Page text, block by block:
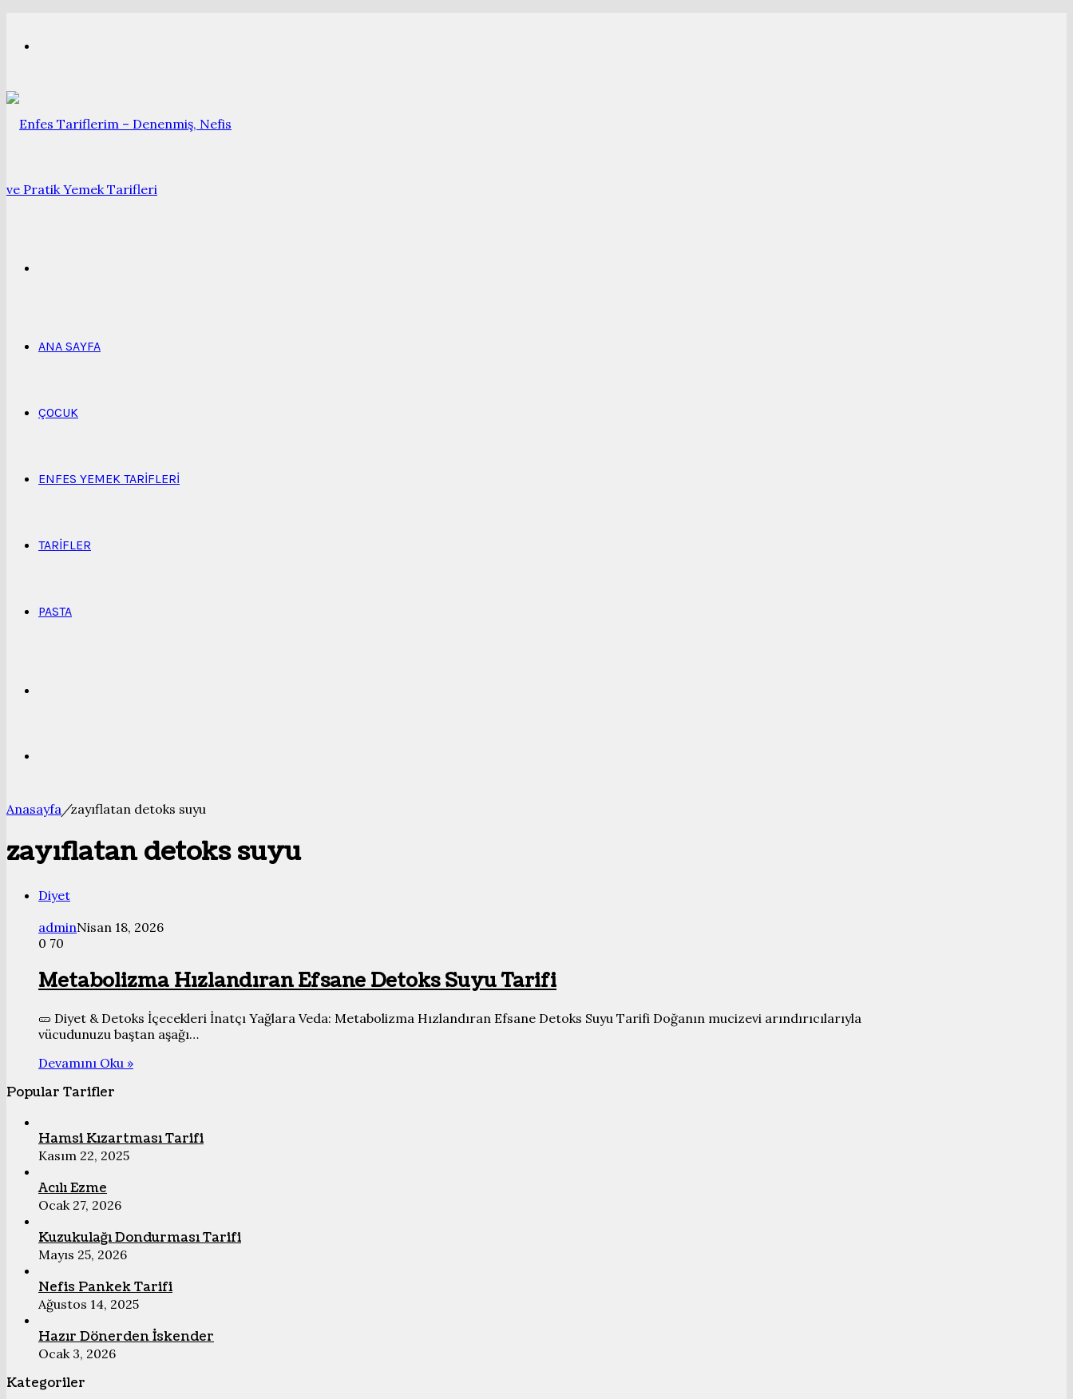
ANA SAYFA
ÇOCUK
ENFES YEMEK TARIFLERI
TARIFLER
PASTA
yap
Anasayfa/zayıflatan detoks suyu
zayıflatan detoks suyu
Diyet
adminNisan 18, 2026
0 70
Metabolizma Hızlandıran Efsane Detoks Suyu Tarifi
🥒 Diyet & Detoks İçecekleri İnatçı Yağlara Veda: Metabolizma Hızlandıran Efsane Detoks Suyu Tarifi Doğanın mucizevi arındırıcılarıyla
vücudunuzu baştan aşağı…
Devamını Oku »
Popular Tarifler
Hamsi Kızartması Tarifi
Kasım 22, 2025
Acılı Ezme
Ocak 27, 2026
Kuzukulağı Dondurması Tarifi
Mayıs 25, 2026
Nefis Pankek Tarifi
Ağustos 14, 2025
Hazır Dönerden İskender
Ocak 3, 2026
Kategoriler